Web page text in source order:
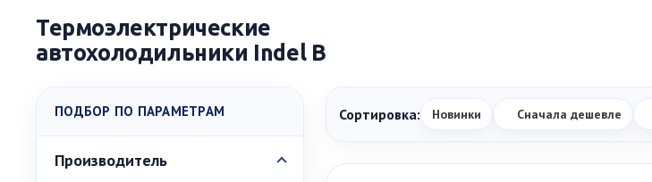
Термоэлектрические
автохолодильники Indel B
ПОДБОР ПО ПАРАМЕТРАМ
Производитель
Сортировка: Новинки Сначала дешевле